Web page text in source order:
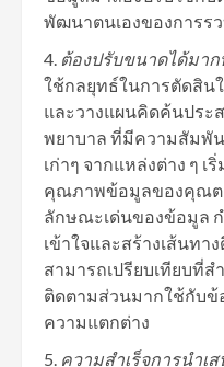
พัฒนาตนเองของการ
ต้องปรับขนาดได้มา
ใช้กลยุทธ์ในการตัดสิน
และวางแผนคิดค้นประ
พยาบาล ที่มีความสัมพั
เก่าๆ จากแหล่งต่าง ๆ
คุณภาพข้อมูลของคุณต
ลักษณะเด่นของข้อมูล ก
เข้าใจและสร้างเส้นท
สามารถเปรียบเทียบที่
ติดตามส่วนมากใช้กับข้
ความแตกต่าง
ความสำเร็จการนำเ